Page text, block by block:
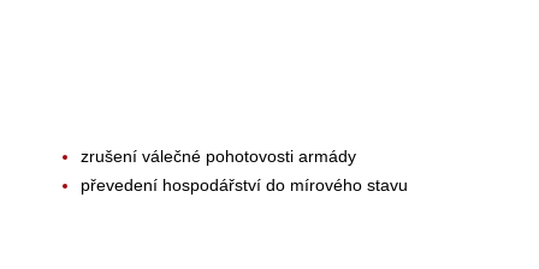
zrušení válečné pohotovosti armády
převedení hospodářství do mírového stavu